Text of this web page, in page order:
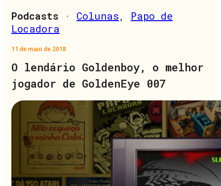
Podcasts · Colunas, Papo de
Locadora
11 de maio de 2018
O lendário Goldenboy, o melhor
jogador de GoldenEye 007